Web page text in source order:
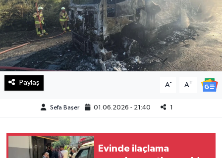
Paylaş A- A+
Sefa Başer 01.06.2026 - 21:40 1
Evinde ilaçlama
Manşet Altı
Manşetler
Resmi İlan
Spor
SürManşet